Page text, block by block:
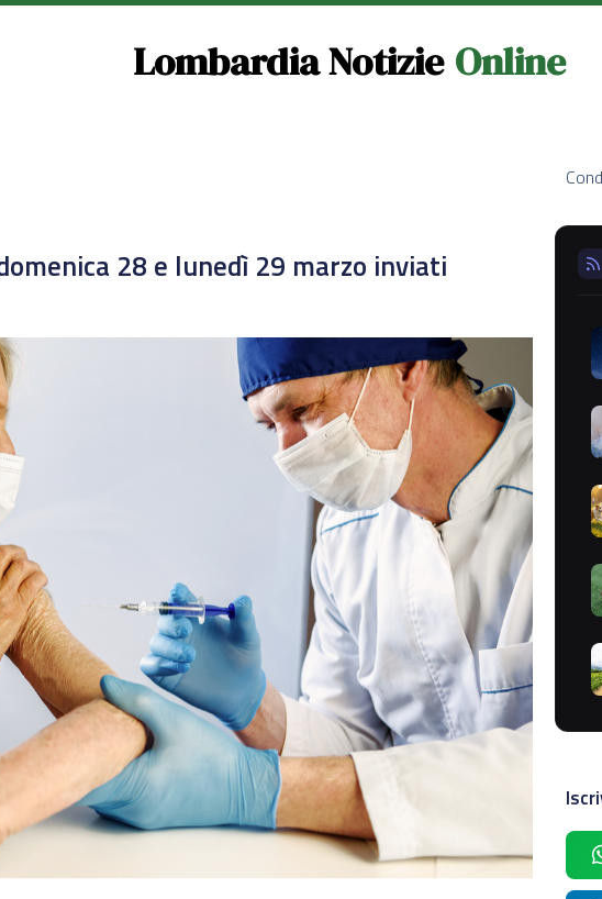
Lombardia Notizie Online
28 e lunedì 29 marzo inviati